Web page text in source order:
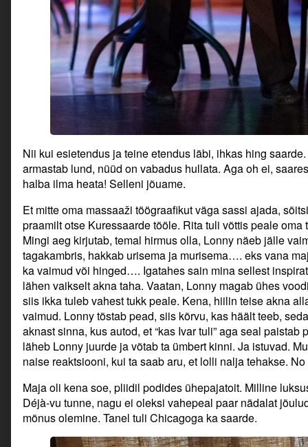
Nii kui esietendus ja teine etendus läbi, ihkas hing
armastab lund, nüüd on vabadus hullata. Aga oh ei,
halba ilma heata! Selleni jõuame.
Et mitte oma massaaži töögraafikut väga sassi ajada,
praamilt otse Kuressaarde tööle. Rita tuli võttis peale
Mingi aeg kirjutab, temal hirmus olla, Lonny näeb jälle
tagakambris, hakkab urisema ja murisema…. eks vana
ka vaimud või hinged…. Igatahes sain mina sellest
lähen vaikselt akna taha. Vaatan, Lonny magab ühes
siis ikka tuleb vahest tukk peale. Kena, hiilin teise akna
vaimud. Lonny tõstab pead, siis kõrvu, kas häält teeb,
aknast sinna, kus autod, et “kas Ivar tuli” aga seal
läheb Lonny juurde ja võtab ta ümbert kinni. Ja istuvad.
naise reaktsiooni, kui ta saab aru, et lolli nalja tehakse.
Maja oli kena soe, pliidil podides ühepajatoit. Milline
Déjà-vu tunne, nagu ei oleksi vahepeal paar nädalat
mõnus olemine. Tanel tuli Chicagoga ka saarde.